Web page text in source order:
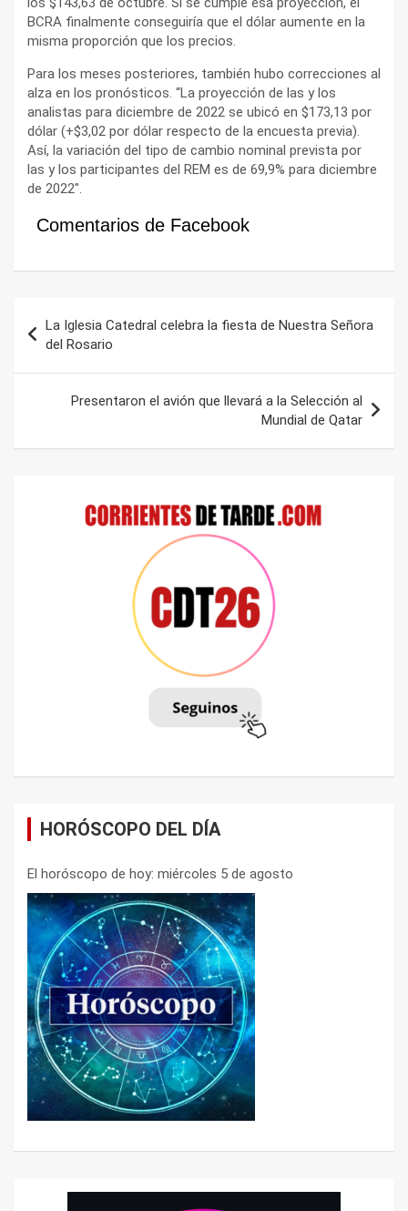
BCRA finalmente conseguiría que el dólar aumente en la
misma proporción que los precios.
Para los meses posteriores, también hubo correcciones al
alza en los pronósticos. “La proyección de las y los
analistas para diciembre de 2022 se ubicó en $173,13 por
dólar (+$3,02 por dólar respecto de la encuesta previa).
Así, la variación del tipo de cambio nominal prevista por
las y los participantes del REM es de 69,9% para diciembre
de 2022″.
Comentarios de Facebook
de
entradas
La Iglesia Catedral celebra la fiesta de Nuestra Señora
del Rosario
Presentaron el avión que llevará a la Selección al
Mundial de Qatar
HORÓSCOPO DEL DÍA
El horóscopo de hoy: miércoles 5 de agosto